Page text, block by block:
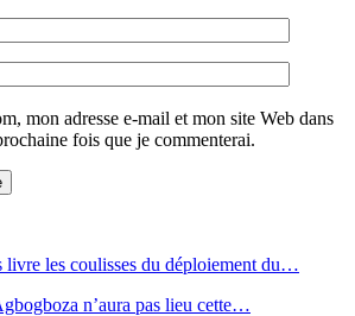
mon adresse e-mail et mon site Web dans
fois que je commenterai.
livre les coulisses du déploiement du…
n’aura pas lieu cette…